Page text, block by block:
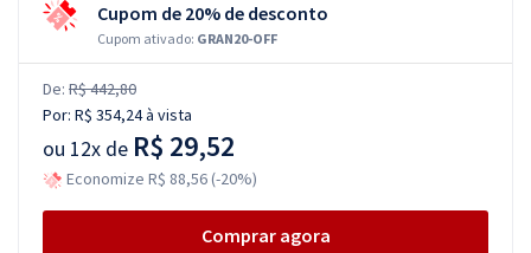
Cupom de 20% de desconto
Cupom ativado: GRAN20-OFF
De: R$ 442,80
Por: R$ 354,24à vista
ou 12x de R$ 29,52
Economize R$ 88,56 (-20%)
Comprar agora